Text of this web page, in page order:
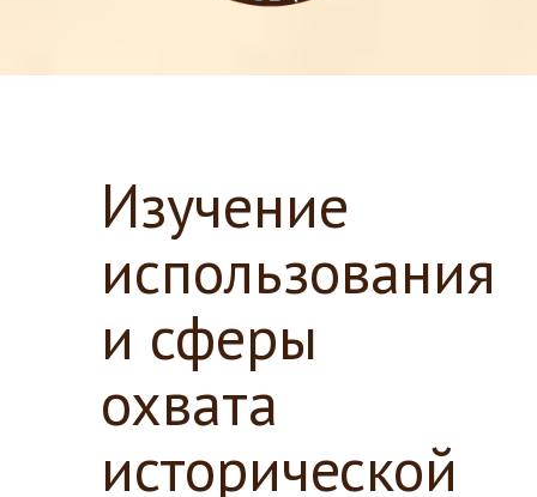
Изучение
использования
и сферы
охвата
исторической